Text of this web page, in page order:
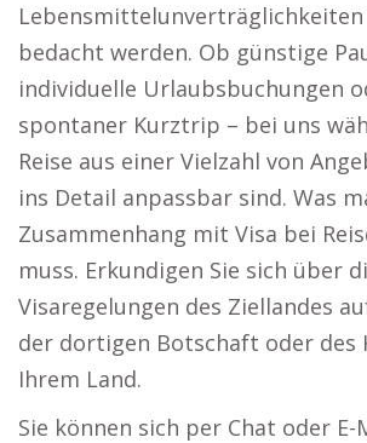
Lebensmittelunverträglichkeiten
bedacht werden. Ob günstige
individuelle Urlaubsbuchungen
spontaner Kurztrip – bei uns
Reise aus einer Vielzahl von
ins Detail anpassbar sind. Was
Zusammenhang mit Visa bei
muss. Erkundigen Sie sich über
Visaregelungen des Ziellandes
der dortigen Botschaft oder des
Ihrem Land.
Sie können sich per Chat oder E-